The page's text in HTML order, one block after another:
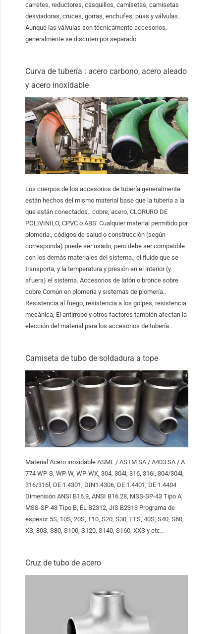
carretes, reductores, casquillos, camisetas, camisetas
desviadoras, cruces, gorras, enchufes, púas y válvulas.
Aunque las válvulas son técnicamente accesorios,
generalmente se discuten por separado.
Curva de tubería : acero carbono, acero aleado
y acero inoxidable
Los cuerpos de los accesorios de tubería generalmente
están hechos del mismo material base que la tubería a la
que están conectados.: cobre, acero, CLORURO DE
POLIVINILO, CPVC o ABS. Cualquier material permitido por
plomería., códigos de salud o construcción (según
corresponda) puede ser usado, pero debe ser compatible
con los demás materiales del sistema., el fluido que se
transporta, y la temperatura y presión en el interior (y
afuera) el sistema. Accesorios de latón o bronce sobre
cobre Común en plomería y sistemas de plomería..
Resistencia al fuego, resistencia a los golpes, resistencia
mecánica, El antirrobo y otros factores también afectan la
elección del material para los accesorios de tubería..
Camiseta de tubo de soldadura a tope
Material Acero inoxidable ASME / ASTM SA / A403 SA / A
774 WP-S, WP-W, WP-WX, 304, 304l, 316, 316l, 304/304l,
316/316l, DE 1.4301, DIN1.4306, DE 1.4401, DE 1.4404
Dimensión ANSI B16.9, ANSI B16.28, MSS-SP-43 Tipo A,
MSS-SP-43 Tipo B, ÉL B2312, JIS B2313 Programa de
espesor 5S, 10S, 20S, T10, S20, S30, ETS, 40S, S40, S60,
XS, 80S, S80, S100, S120, S140, S160, XXS y etc..
Cruz de tubo de acero